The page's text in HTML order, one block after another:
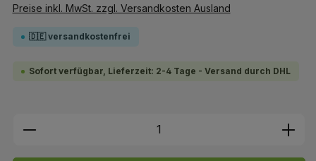
Preise inkl. MwSt. zzgl. Versandkosten Ausland
🇩🇪 versandkostenfrei
Sofort verfügbar, Lieferzeit: 2-4 Tage - Versand durch DHL
Produkt Anzahl: Gib den